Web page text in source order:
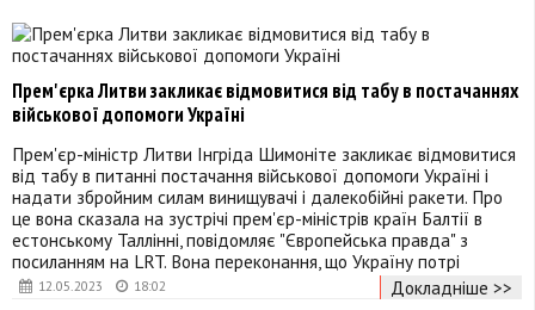
12.05.2023 18:02
Прем'єрка Литви закликає відмовитися від табу в постачаннях
військової допомоги Україні
Прем'єр-міністр Литви Інгріда Шимоніте закликає відмовитися
від табу в питанні постачання військової допомоги Україні і
надати збройним силам винищувачі і далекобійні ракети. Про
це вона сказала на зустрічі прем'єр-міністрів країн Балтії в
естонському Таллінні, повідомляє "Європейська правда" з
посиланням на LRT. Вона переконання, що Україну потрі
Докладніше >>